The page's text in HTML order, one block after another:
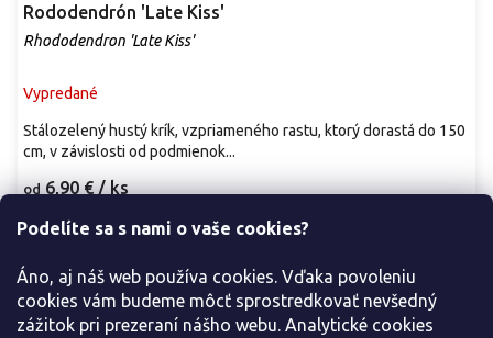
Podelíte sa s nami o vaše cookies?
Áno, aj náš web používa cookies. Vďaka povoleniu
cookies vám budeme môcť sprostredkovať nevšedný
zážitok pri prezeraní nášho webu. Analytické cookies
Rododendrón 'Late Kiss'
Rhododendron 'Late Kiss'
Vypredané
od6,90 €/ ks
Detail
Stálozelený hustý krík, vzpriameného rastu, ktorý dorastá do 150
cm, v závislosti od podmienok...